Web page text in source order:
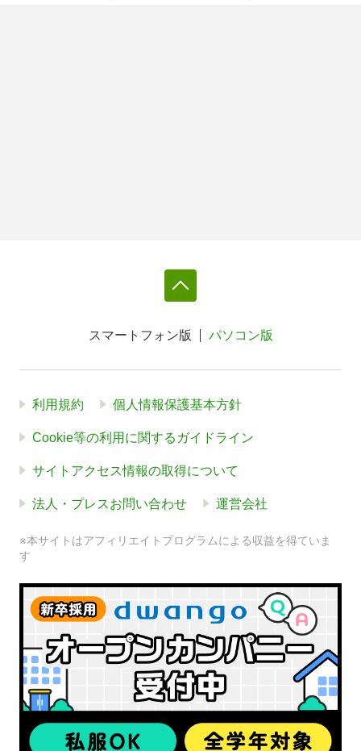
スマートフォン版 パソコン版
利用規約 個人情報保護基本方針
Cookie等の利用に関するガイドライン
サイトアクセス情報の取得について
法人・プレスお問い合わせ 運営会社
※本サイトはアフィリエイトプログラムによる収益を得ていま
す